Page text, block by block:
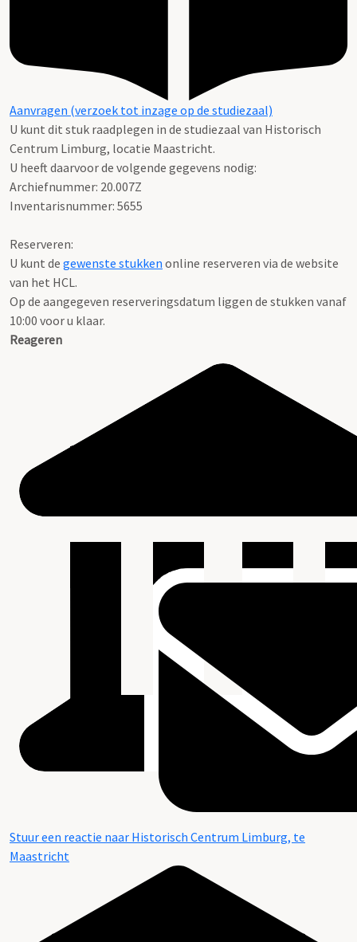
Aanvragen (verzoek tot inzage op de studiezaal)
U kunt dit stuk raadplegen in de studiezaal van Historisch
Centrum Limburg, locatie Maastricht.
U heeft daarvoor de volgende gegevens nodig:
Archiefnummer: 20.007Z
Inventarisnummer: 5655
Reserveren:
U kunt de gewenste stukken online reserveren via de website
van het HCL.
Op de aangegeven reserveringsdatum liggen de stukken vanaf
10:00 voor u klaar.
Reageren
Stuur een reactie naar Historisch Centrum Limburg, te
Maastricht